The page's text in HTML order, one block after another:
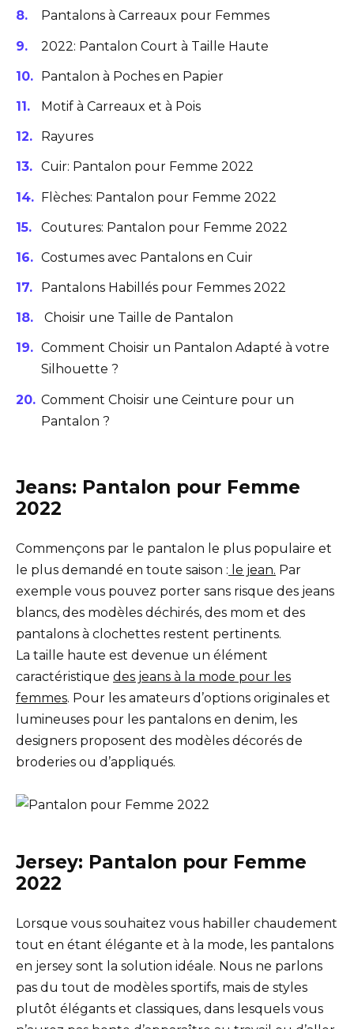
Pantalons à Carreaux pour Femmes
2022: Pantalon Court à Taille Haute
Pantalon à Poches en Papier
Motif à Carreaux et à Pois
Rayures
Cuir: Pantalon pour Femme 2022
Flèches: Pantalon pour Femme 2022
Coutures: Pantalon pour Femme 2022
Costumes avec Pantalons en Cuir
Pantalons Habillés pour Femmes 2022
Choisir une Taille de Pantalon
Comment Choisir un Pantalon Adapté à votre
Silhouette ?
Comment Choisir une Ceinture pour un
Pantalon ?
Jeans: Pantalon pour Femme
2022
Commençons par le pantalon le plus populaire et
le plus demandé en toute saison : le jean. Par
exemple vous pouvez porter sans risque des jeans
blancs, des modèles déchirés, des mom et des
pantalons à clochettes restent pertinents.
La taille haute est devenue un élément
caractéristique des jeans à la mode pour les
femmes. Pour les amateurs d’options originales et
lumineuses pour les pantalons en denim, les
designers proposent des modèles décorés de
broderies ou d’appliqués.
Jersey: Pantalon pour Femme
2022
Lorsque vous souhaitez vous habiller chaudement
tout en étant élégante et à la mode, les pantalons
en jersey sont la solution idéale. Nous ne parlons
pas du tout de modèles sportifs, mais de styles
plutôt élégants et classiques, dans lesquels vous